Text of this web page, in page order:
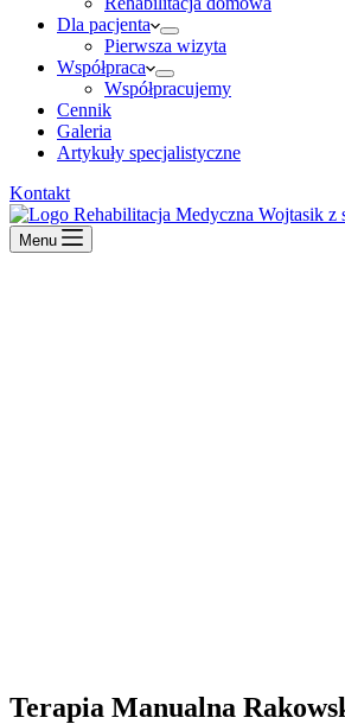
Dla pacjenta
Pierwsza wizyta
Współpraca
Współpracujemy
Cennik
Galeria
Artykuły specjalistyczne
Kontakt
Menu
Terapia Manualna